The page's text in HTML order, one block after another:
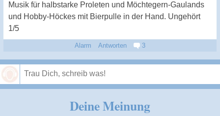
Musik für halbstarke Proleten und Möchtegern-Gaulands
und Hobby-Höckes mit Bierpulle in der Hand. Ungehört
1/5
Alarm Antworten 3
Deine Meinung